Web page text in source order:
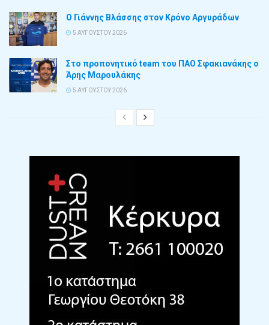
Ο Γιάννης Βλάσσης στον Κρόνο Αργυράδων
5 ΑΥΓΟΎΣΤΟΥ 2026
Στο προπονητικό team του ΠΑΟ Σφακιανάκης ο
Άρης Μαρουλάκης
5 ΑΥΓΟΎΣΤΟΥ 2026